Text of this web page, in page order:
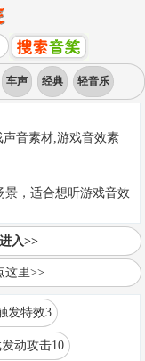
车声 经典 轻音乐
音素材,游戏音效素
，适合想听游戏音效
入>>
这里>>
发特效3
动攻击10